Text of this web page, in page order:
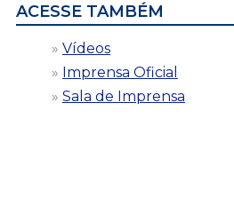
ACESSE TAMBÉM
Vídeos
Imprensa Oficial
Sala de Imprensa